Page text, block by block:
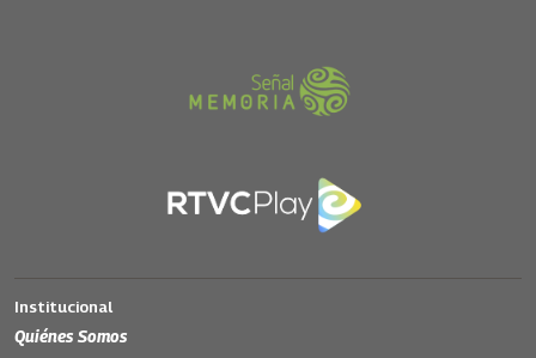
Institucional
Quiénes Somos